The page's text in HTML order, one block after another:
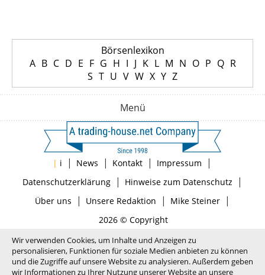
Börsenlexikon
A B C D E F G H I J K L M N O P Q R
S T U V W X Y Z
Menü
| i | News | Kontakt | Impressum |
Datenschutzerklärung| Hinweise zum Datenschutz |
Über uns | Unsere Redaktion | Mike Steiner|
2026 © Copyright
Wir verwenden Cookies, um Inhalte und Anzeigen zu
personalisieren, Funktionen für soziale Medien anbieten zu können
und die Zugriffe auf unsere Website zu analysieren. Außerdem geben
wir Informationen zu Ihrer Nutzung unserer Website an unsere